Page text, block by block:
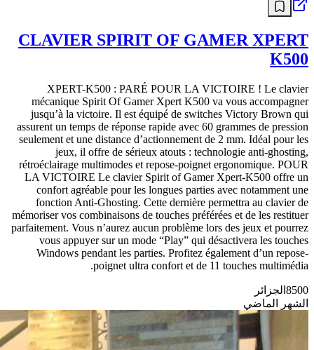
CLAVIER SPIRIT OF GAMER XPERT
K500
XPERT-K500 : PARÉ POUR LA VICTOIRE ! Le clavier
mécanique Spirit Of Gamer Xpert K500 va vous accompagner
jusqu’à la victoire. Il est équipé de switches Victory Brown qui
assurent un temps de réponse rapide avec 60 grammes de pression
seulement et une distance d’actionnement de 2 mm. Idéal pour les
jeux, il offre de sérieux atouts : technologie anti-ghosting,
rétroéclairage multimodes et repose-poignet ergonomique. POUR
LA VICTOIRE Le clavier Spirit of Gamer Xpert-K500 offre un
confort agréable pour les longues parties avec notamment une
fonction Anti-Ghosting. Cette dernière permettra au clavier de
mémoriser vos combinaisons de touches préférées et de les restituer
parfaitement. Vous n’aurez aucun problème lors des jeux et pourrez
vous appuyer sur un mode “Play” qui désactivera les touches
Windows pendant les parties. Profitez également d’un repose-
poignet ultra confort et de 11 touches multimédia.
8500 الجزائر
الشهر الماضي